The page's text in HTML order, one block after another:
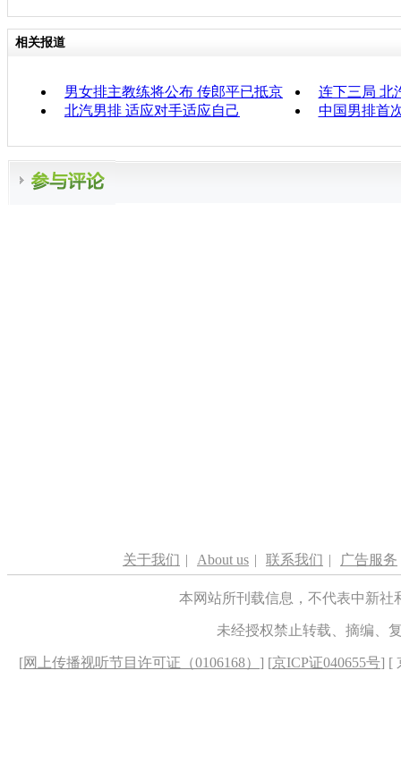
相关报道
男女排主教练将公布 传郎平已抵京
连下三局 北
北汽男排 适应对手适应自己
中国男排首
关于我们 | About us | 联系我们 | 广告服务
本网站所刊载信息，不代表中新
未经授权禁止转载、摘编、
[网上传播视听节目许可证（0106168） ] [京ICP证040655号] [